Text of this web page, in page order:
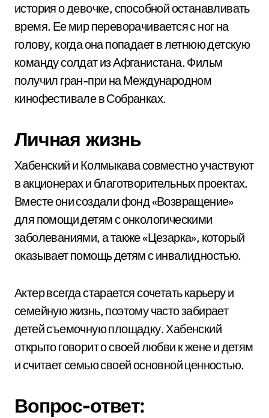
история о девочке, способной останавливать
время. Ее мир переворачивается с ног на
голову, когда она попадает в летнюю детскую
команду солдат из Афганистана. Фильм
получил гран-при на Международном
кинофестивале в Собранках.
Личная жизнь
Хабенский и Колмыкава совместно участвуют
в акционерах и благотворительных проектах.
Вместе они создали фонд «Возвращение»
для помощи детям с онкологическими
заболеваниями, а также «Цезарка», который
оказывает помощь детям с инвалидностью.
Актер всегда старается сочетать карьеру и
семейную жизнь, поэтому часто забирает
детей съемочную площадку. Хабенский
открыто говорит о своей любви к жене и детям
и считает семью своей основной ценностью.
Вопрос-ответ: